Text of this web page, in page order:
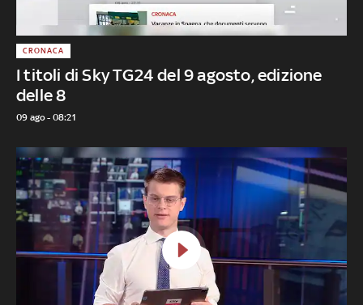
I titoli di Sky TG24 del 9 agosto, edizione
delle 8
CRONACA
09 ago - 08:21